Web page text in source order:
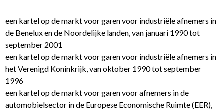
een kartel op de markt voor garen voor industriële afnemers in
de Benelux en de Noordelijke landen, van januari 1990 tot
september 2001
een kartel op de markt voor garen voor industriële afnemers in
het Verenigd Koninkrijk, van oktober 1990 tot september
1996
een kartel op de markt voor garen voor afnemers in de
automobielsector in de Europese Economische Ruimte (EER),